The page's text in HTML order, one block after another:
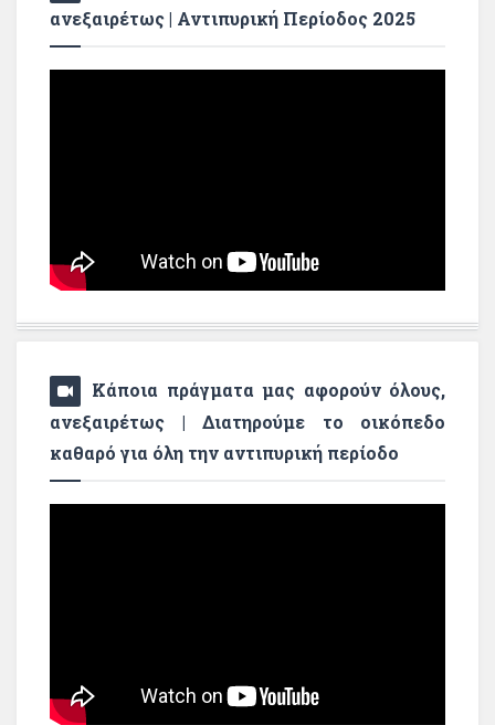
ανεξαιρέτως | Αντιπυρική Περίοδος 2025
Κάποια πράγματα μας αφορούν όλους,
ανεξαιρέτως | Διατηρούμε το οικόπεδο
καθαρό για όλη την αντιπυρική περίοδο